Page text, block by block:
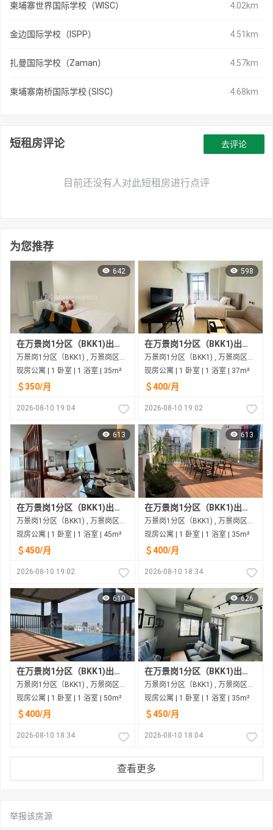
柬埔寨世界国际学校（WISC） 4.02km
金边国际学校（ISPP） 4.51km
扎曼国际学校（Zaman） 4.57km
柬埔寨南桥国际学校 (SISC) 4.68km
短租房评论
目前还没有人对此短租房进行点评
去评论
为您推荐
642
在万景岗1分区（BKK1)出租的现房公寓
万景岗1分区（BKK1) , 万景岗区（BKK) , 金边市
现房公寓 | 1 卧室 | 1 浴室 | 35m²
＄350/月
2026-08-10 19:04
598
在万景岗1分区（BKK1)出租的现房公寓
万景岗1分区（BKK1) , 万景岗区（BKK) , 金边市
现房公寓 | 1 卧室 | 1 浴室 | 37m²
＄400/月
2026-08-10 19:02
613
在万景岗1分区（BKK1)出租的现房公寓
万景岗1分区（BKK1) , 万景岗区（BKK) , 金边市
现房公寓 | 1 卧室 | 1 浴室 | 45m²
＄450/月
2026-08-10 19:02
613
在万景岗1分区（BKK1)出租的现房公寓
万景岗1分区（BKK1) , 万景岗区（BKK) , 金边市
现房公寓 | 1 卧室 | 1 浴室 | 35m²
＄400/月
2026-08-10 18:34
610
在万景岗1分区（BKK1)出租的现房公寓
万景岗1分区（BKK1) , 万景岗区（BKK) , 金边市
现房公寓 | 1 卧室 | 1 浴室 | 50m²
＄400/月
2026-08-10 18:34
626
在万景岗1分区（BKK1)出租的现房公寓
万景岗1分区（BKK1) , 万景岗区（BKK) , 金边市
现房公寓 | 1 卧室 | 1 浴室 | 35m²
＄450/月
2026-08-10 18:04
查看更多
举报该房源